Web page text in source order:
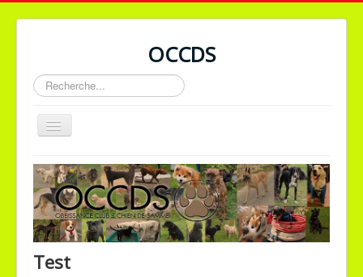
OCCDS
Rechercher
Basculer
la
Accueil
Facebook
Forum
Test